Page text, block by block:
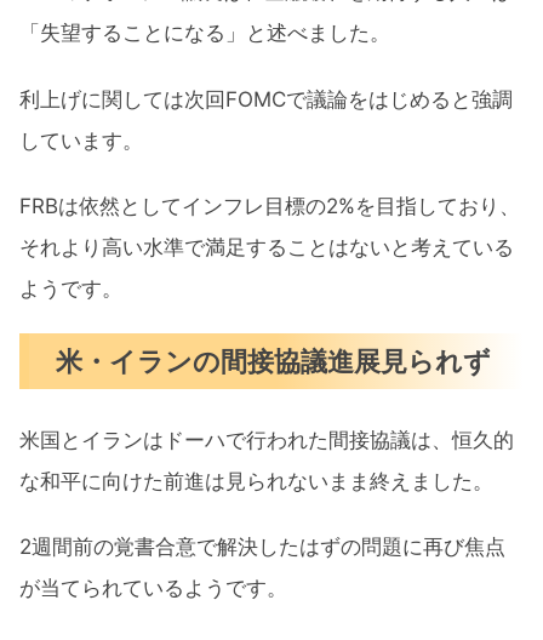
「失望することになる」と述べました。
利上げに関しては次回FOMCで議論をはじめると強調
しています。
FRBは依然としてインフレ目標の2%を目指しており、
それより高い水準で満足することはないと考えている
ようです。
米・イランの間接協議進展見られず
米国とイランはドーハで行われた間接協議は、恒久的
な和平に向けた前進は​見られないまま終えました。
2週間前の覚書合意で解決したはずの問題に再び焦点
が‌当てられているようです。